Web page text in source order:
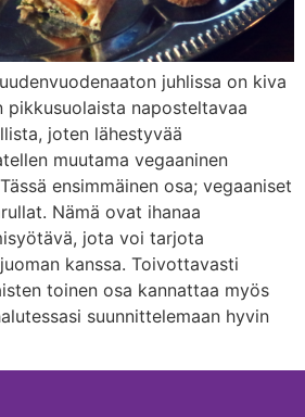
juhlissa on kiva
naposteltavaa
joten lähestyvää
muutama vegaaninen
ensimmäinen osa; vegaaniset
Nämä ovat ihanaa
jota voi tarjota
kanssa. Toivottavasti
toinen osa kannattaa myös
suunnittelemaan hyvin